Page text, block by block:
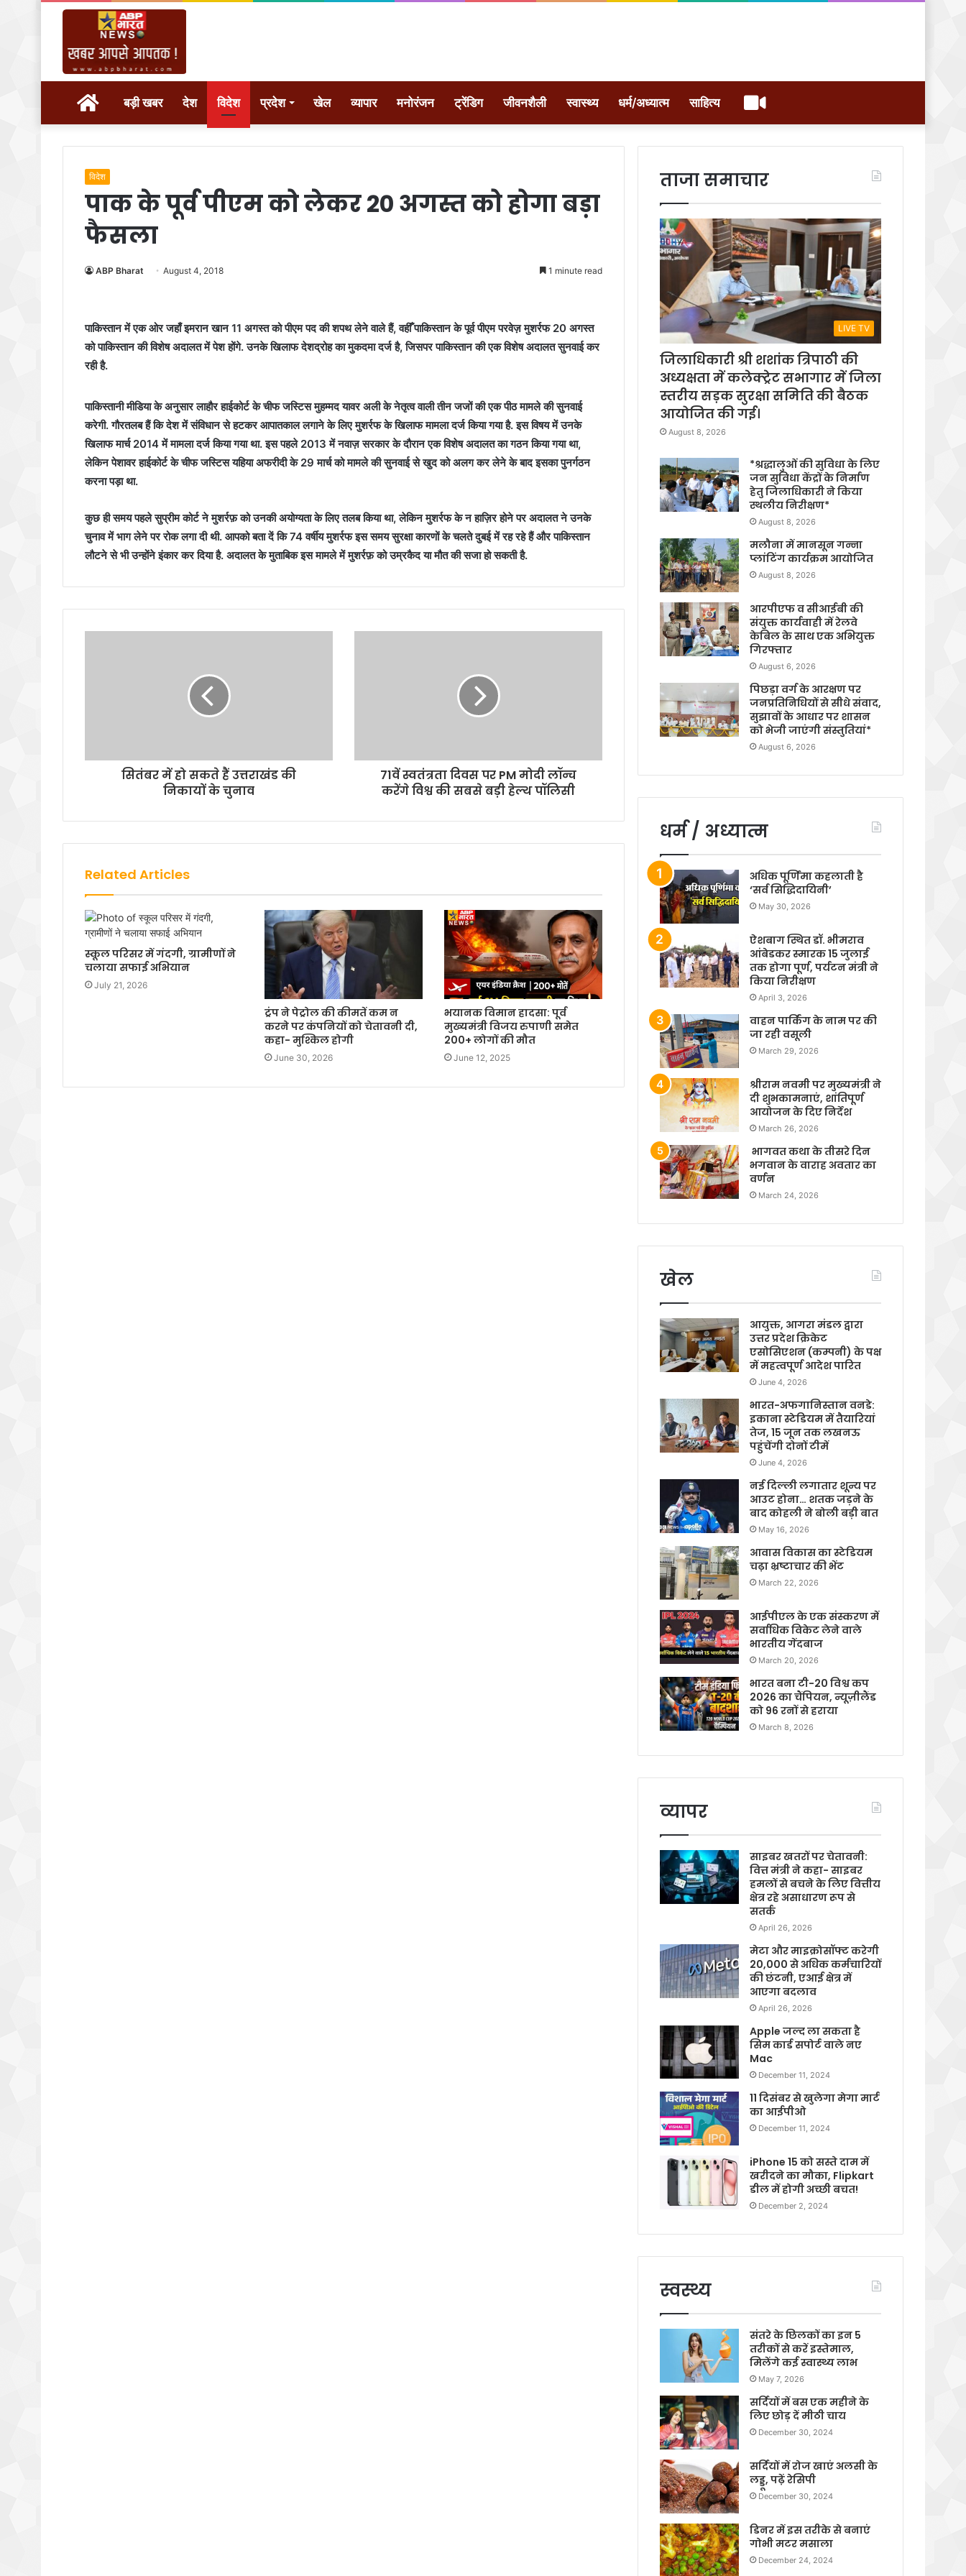
होम बड़ी खबर देश विदेश प्रदेश खेल व्यापार मनोरंजन ट्रेंडिग जीवनशैली स्वास्थ्य धर्म/अध्यात्म साहित्य वीडियो
विदेश
पाक के पूर्व पीएम को लेकर 20 अगस्त को होगा बड़ा
फैसला
ABP Bharat August 4, 2018 1 minute read
पाकिस्तान में एक ओर जहाँ इमरान खान 11 अगस्त को पीएम पद की शपथ लेने वाले हैं, वहीँ पाकिस्तान के पूर्व पीएम परवेज़ मुशर्रफ 20 अगस्त
को पाकिस्तान की विशेष अदालत में पेश होंगे. उनके खिलाफ देशद्रोह का मुकदमा दर्ज है, जिसपर पाकिस्तान की एक विशेष अदालत सुनवाई कर
रही है.
पाकिस्तानी मीडिया के अनुसार लाहौर हाईकोर्ट के चीफ जस्टिस मुहम्मद यावर अली के नेतृत्व वाली तीन जजों की एक पीठ मामले की सुनवाई
करेगी. गौरतलब हैं कि देश में संविधान से हटकर आपातकाल लगाने के लिए मुशर्रफ के खिलाफ मामला दर्ज किया गया है. इस विषय में उनके
खिलाफ मार्च 2014 में मामला दर्ज किया गया था. इस पहले 2013 में नवाज़ सरकार के दौरान एक विशेष अदालत का गठन किया गया था,
लेकिन पेशावर हाईकोर्ट के चीफ जस्टिस यहिया अफरीदी के 29 मार्च को मामले की सुनवाई से खुद को अलग कर लेने के बाद इसका पुनर्गठन
करना पड़ा था.
कुछ ही समय पहले सुप्रीम कोर्ट ने मुशर्रफ़ को उनकी अयोग्यता के लिए तलब किया था, लेकिन मुशर्रफ के न हाज़िर होने पर अदालत ने उनके
चुनाव में भाग लेने पर रोक लगा दी थी. आपको बता दें कि 74 वर्षीय मुशर्रफ इस समय सुरक्षा कारणों के चलते दुबई में रह रहे हैं और पाकिस्तान
लौटने से भी उन्होंने इंकार कर दिया है. अदालत के मुताबिक इस मामले में मुशर्रफ़ को उम्रकैद या मौत की सजा हो सकती है.
सितंबर में हो सकते हैं उत्तराखंड की
निकायों के चुनाव
71वें स्वतंत्रता दिवस पर PM मोदी लॉन्च
करेंगे विश्व की सबसे बड़ी हेल्थ पॉलिसी
Related Articles
स्कूल परिसर में गंदगी, ग्रामीणों ने
चलाया सफाई अभियान
July 21, 2026
ट्रंप ने पेट्रोल की कीमतें कम न
करने पर कंपनियों को चेतावनी दी,
कहा- मुश्किल होगी
June 30, 2026
भयानक विमान हादसा: पूर्व
मुख्यमंत्री विजय रुपाणी समेत
200+ लोगों की मौत
June 12, 2025
ताजा समाचार
LIVE TV
जिलाधिकारी श्री शशांक त्रिपाठी की
अध्यक्षता में कलेक्ट्रेट सभागार में जिला
स्तरीय सड़क सुरक्षा समिति की बैठक
आयोजित की गई।
August 8, 2026
*श्रद्धालुओं की सुविधा के लिए
जन सुविधा केंद्रों के निर्माण
हेतु जिलाधिकारी ने किया
स्थलीय निरीक्षण*
August 8, 2026
मलौना में मानसून गन्ना
प्लांटिंग कार्यक्रम आयोजित
August 8, 2026
आरपीएफ व सीआईबी की
संयुक्त कार्यवाही में रेलवे
केबिल के साथ एक अभियुक्त
गिरफ्तार
August 6, 2026
पिछड़ा वर्ग के आरक्षण पर
जनप्रतिनिधियों से सीधे संवाद,
सुझावों के आधार पर शासन
को भेजी जाएंगी संस्तुतियां*
August 6, 2026
धर्म / अध्यात्म
अधिक पूर्णिमा कहलाती है
‘सर्व सिद्धिदायिनी’
May 30, 2026
ऐशबाग स्थित डॉ. भीमराव
आंबेडकर स्मारक 15 जुलाई
तक होगा पूर्ण, पर्यटन मंत्री ने
किया निरीक्षण
April 3, 2026
वाहन पार्किंग के नाम पर की
जा रही वसूली
March 29, 2026
श्रीराम नवमी पर मुख्यमंत्री ने
दी शुभकामनाएं, शांतिपूर्ण
आयोजन के दिए निर्देश
March 26, 2026
भागवत कथा के तीसरे दिन
भगवान के वाराह अवतार का
वर्णन
March 24, 2026
खेल
आयुक्त, आगरा मंडल द्वारा
उत्तर प्रदेश क्रिकेट
एसोसिएशन (कम्पनी) के पक्ष
में महत्वपूर्ण आदेश पारित
June 4, 2026
भारत-अफगानिस्तान वनडे:
इकाना स्टेडियम में तैयारियां
तेज, 15 जून तक लखनऊ
पहुंचेंगी दोनों टीमें
June 4, 2026
नई दिल्ली लगातार शून्य पर
आउट होना… शतक जड़ने के
बाद कोहली ने बोली बड़ी बात
May 16, 2026
आवास विकास का स्टेडियम
चढ़ा भ्रष्टाचार की भेंट
March 22, 2026
आईपीएल के एक संस्करण में
सर्वाधिक विकेट लेने वाले
भारतीय गेंदबाज
March 20, 2026
भारत बना टी-20 विश्व कप
2026 का चैंपियन, न्यूज़ीलैंड
को 96 रनों से हराया
March 8, 2026
व्यापर
साइबर खतरों पर चेतावनी:
वित्त मंत्री ने कहा- साइबर
हमलों से बचने के लिए वित्तीय
क्षेत्र रहे असाधारण रूप से
सतर्क
April 26, 2026
मेटा और माइक्रोसॉफ्ट करेगी
20,000 से अधिक कर्मचारियों
की छंटनी, एआई क्षेत्र में
आएगा बदलाव
April 26, 2026
Apple जल्द ला सकता है
सिम कार्ड सपोर्ट वाले नए
Mac
December 11, 2024
11 दिसंबर से खुलेगा मेगा मार्ट
का आईपीओ
December 11, 2024
iPhone 15 को सस्ते दाम में
खरीदने का मौका, Flipkart
डील में होगी अच्छी बचत!
December 2, 2024
स्वस्थ्य
संतरे के छिलकों का इन 5
तरीकों से करें इस्तेमाल,
मिलेंगे कई स्वास्थ्य लाभ
May 7, 2026
सर्दियों में बस एक महीने के
लिए छोड़ दें मीठी चाय
December 30, 2024
सर्दियों में रोज खाएं अलसी के
लड्डू, पढ़ें रेसिपी
December 30, 2024
डिनर में इस तरीके से बनाएं
गोभी मटर मसाला
December 24, 2024